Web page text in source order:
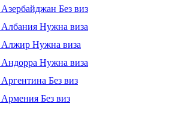
Азербайджан Без виз
Албания Нужна виза
Алжир Нужна виза
Андорра Нужна виза
Аргентина Без виз
Армения Без виз